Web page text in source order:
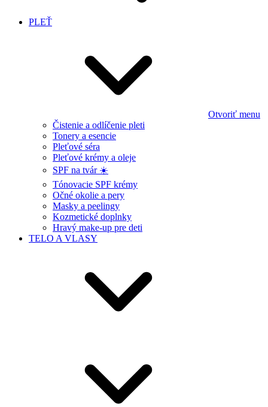
PLEŤ
Otvoriť menu
Čistenie a odlíčenie pleti
Tonery a esencie
Pleťové séra
Pleťové krémy a oleje
SPF na tvár ☀️
Tónovacie SPF krémy
Očné okolie a pery
Masky a peelingy
Kozmetické doplnky
Hravý make-up pre deti
TELO A VLASY